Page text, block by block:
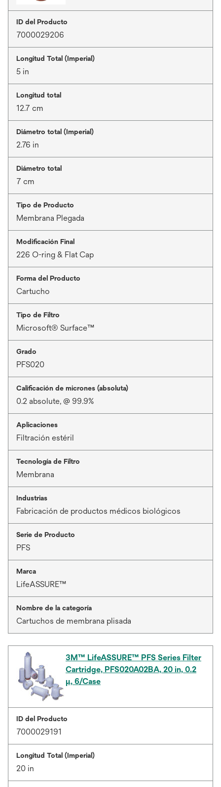
ID del Producto
7000029206
Longitud Total (Imperial)
5 in
Longitud total
12.7 cm
Diámetro total (Imperial)
2.76 in
Diámetro total
7 cm
Tipo de Producto
Membrana Plegada
Modificación Final
226 O-ring & Flat Cap
Forma del Producto
Cartucho
Tipo de Filtro
Microsoft® Surface™
Grado
PFS020
Calificación de micrones (absoluta)
0.2 absolute, @ 99.9%
Aplicaciones
Filtración estéril
Tecnología de Filtro
Membrana
Industrias
Fabricación de productos médicos biológicos
Serie de Producto
PFS
Marca
LifeASSURE™
Nombre de la categoría
Cartuchos de membrana plisada
3M™ LifeASSURE™ PFS Series Filter
Cartridge, PFS020A02BA, 20 in, 0.2
µ, 6/Case
ID del Producto
7000029191
Longitud Total (Imperial)
20 in